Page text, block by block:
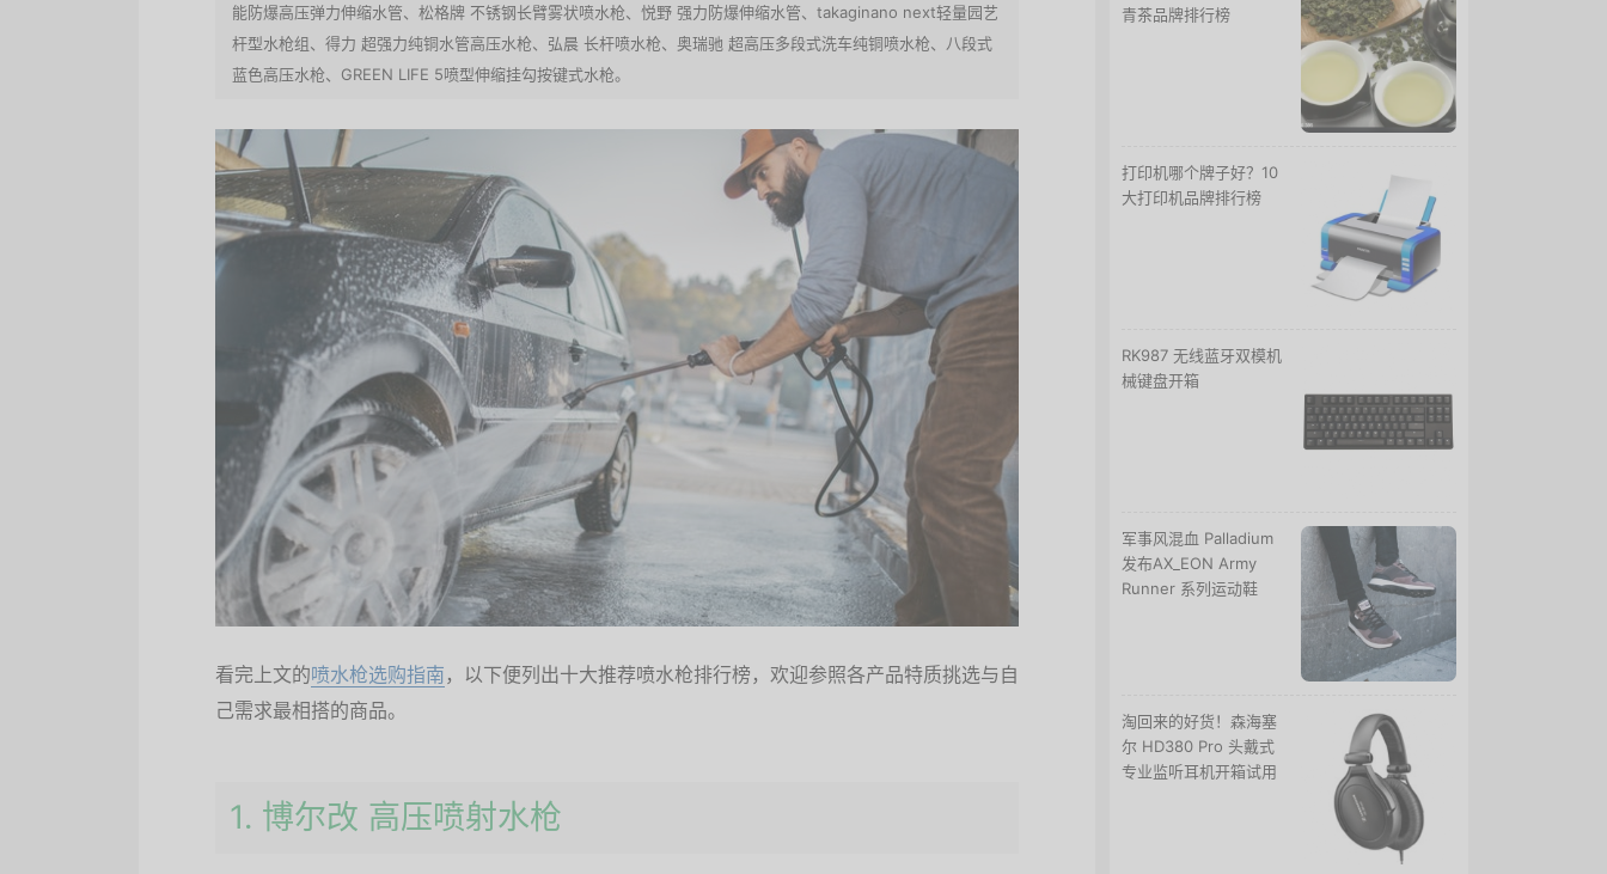
能防爆高压弹力伸缩水管、松格牌 不锈钢长臂雾状喷水枪、悦野 强力防爆伸缩水管、takaginano next轻量园艺
杆型水枪组、得力 超强力纯铜水管高压水枪、弘晨 长杆喷水枪、奥瑞驰 超高压多段式洗车纯铜喷水枪、八段式
蓝色高压水枪、GREEN LIFE 5喷型伸缩挂勾按键式水枪。
看完上文的喷水枪选购指南 ，以下便列出十大推荐喷水枪排行榜，欢迎参照各产品特质挑选与自
己需求最相搭的商品。
1. 博尔改 高压喷射水枪
青茶品牌排行榜
打印机哪个牌子好？10
大打印机品牌排行榜
RK987 无线蓝牙双模机
械键盘开箱
军事风混血 Palladium
发布AX_EON Army
Runner 系列运动鞋
淘回来的好货！森海塞
尔 HD380 Pro 头戴式
专业监听耳机开箱试用